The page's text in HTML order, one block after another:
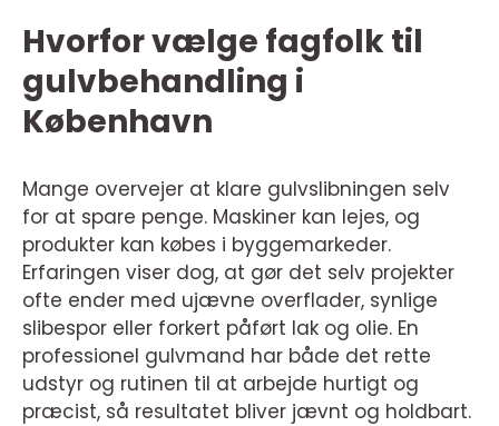
Hvorfor vælge fagfolk til
gulvbehandling i
København
Mange overvejer at klare gulvslibningen selv
for at spare penge. Maskiner kan lejes, og
produkter kan købes i byggemarkeder.
Erfaringen viser dog, at gør det selv projekter
ofte ender med ujævne overflader, synlige
slibespor eller forkert påført lak og olie. En
professionel gulvmand har både det rette
udstyr og rutinen til at arbejde hurtigt og
præcist, så resultatet bliver jævnt og holdbart.